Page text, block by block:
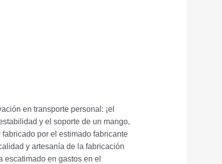
en transporte personal: ¡el
y el soporte de un mango,
por el estimado fabricante
y artesanía de la fabricación
en gastos en el